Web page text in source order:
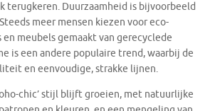
terugkeren. Duurzaamheid is bijvoorbeeld
meer mensen kiezen voor eco-
meubels gemaakt van gerecyclede
is een andere populaire trend, waarbij de
en eenvoudige, strakke lijnen.
chic’ stijl blijft groeien, met natuurlijke